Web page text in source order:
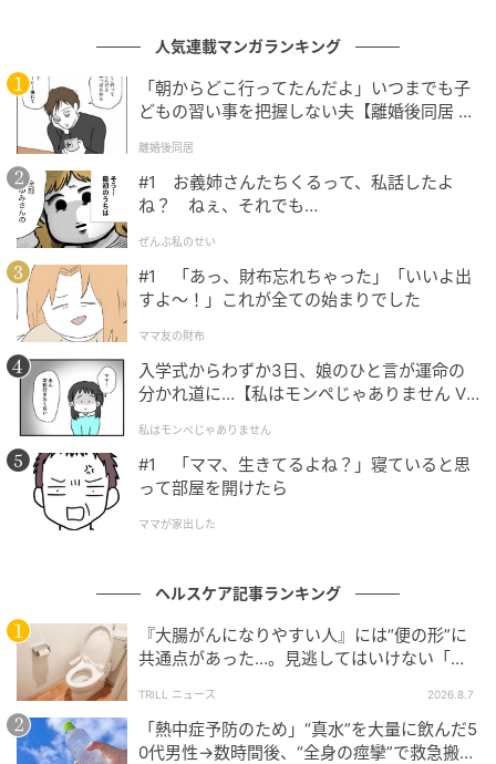
また、長い時間や高い頻度で噛み続けることも注意が
必要です。
顎の筋肉や顎関節は、本来食事のときに使うもので
す。それ以外の時間もずっと噛み続けていると筋肉が
疲労し、研究でも40〜60分ほどで疲労感が出ることが
わかっています。
顎関節症の予防の観点からも、過剰
に噛む習慣は避けた方がよい
さらに、ストレスが強い方では、ガムを噛む行為がリ
ラックスではなく、無意識の食いしばりや噛みしめの
延長になっていることがあります。 こうなると、口の
乾きに加えて顎のだるさや頭痛、歯のすり減りなど、
別のトラブルにつながりかねません。選ぶなら
タイプ』、噛む時間は『短め』、そして『顎に違和感
や痛みが出たらすぐにやめる』。これが基本のルール
です。」
ガムに頼らずうるおす！日常生活でできるド
ライマウス改善術
---ガム以外で、日常的に取り組めるドライマウスの対
策はありますか？
人気連載マンガランキング
「朝からどこ行ってたんだよ」いつまでも子
どもの習い事を把握しない夫【離婚後同居 Vo
離婚後同居
#1 お義姉さんたちくるって、私話したよ
ね？ ねぇ、それでも…
ぜんぶ私のせい
#1 「あっ、財布忘れちゃった」「いいよ出
すよ〜！」これが全ての始まりでした
ママ友の財布
入学式からわずか3日、娘のひと言が運命の
分かれ道に…【私はモンペじゃありません Vo
私はモンペじゃありません
#1 「ママ、生きてるよね？」寝ていると思
って部屋を開けたら
ママが家出した
ヘルスケア記事ランキング
『大腸がんになりやすい人』には“便の形”に
共通点があった…。見逃してはいけない「危
TRILL ニュース 2026.8.7
「熱中症予防のため」“真水”を大量に飲んだ5
0代男性→数時間後、“全身の痙攣”で救急搬送